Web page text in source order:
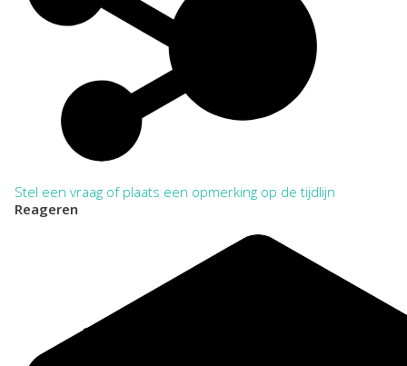
Stel een vraag of plaats een opmerking op de tijdlijn
Reageren